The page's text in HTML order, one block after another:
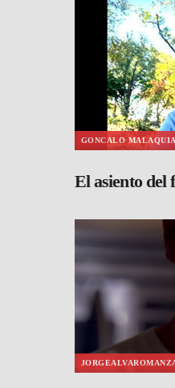
GONCALO
El asiento del